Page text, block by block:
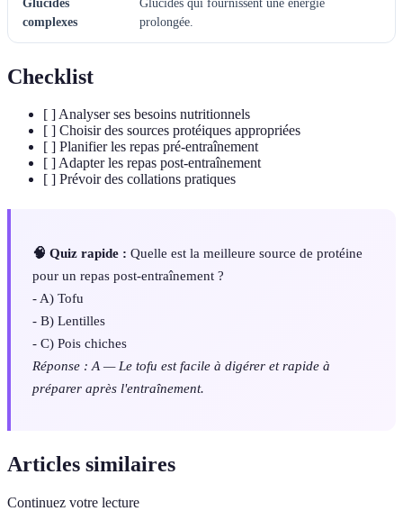
Glucides
complexes
Glucides qui fournissent une énergie
prolongée.
Checklist
[ ] Analyser ses besoins nutritionnels
[ ] Choisir des sources protéiques appropriées
[ ] Planifier les repas pré-entraînement
[ ] Adapter les repas post-entraînement
[ ] Prévoir des collations pratiques
🧠 Quiz rapide : Quelle est la meilleure source de protéine
pour un repas post-entraînement ?
- A) Tofu
- B) Lentilles
- C) Pois chiches
Réponse : A — Le tofu est facile à digérer et rapide à
préparer après l'entraînement.
Articles similaires
Continuez votre lecture